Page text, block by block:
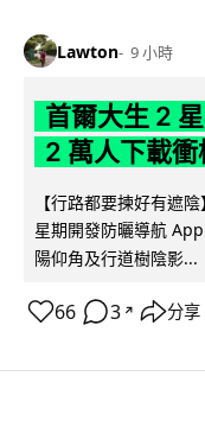
Lawton 9 小時
首爾大生 2
2 萬人下載衝
【行路都要揀好有遮
星期開發防曬導航
陽仰角及行道樹陰影...
66 3 ↗ 分享